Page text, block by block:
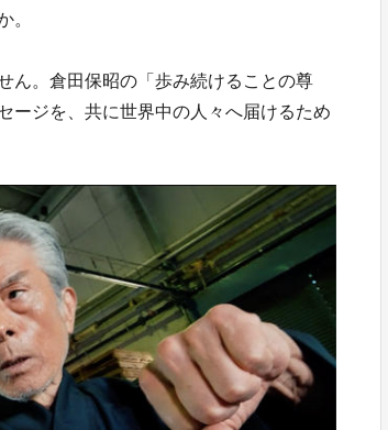
。
ん。倉田保昭の「歩み続けることの尊
ージを、共に世界中の人々へ届けるため